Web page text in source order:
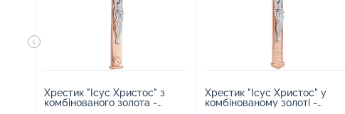
Хрестик "Ісус Христос" з
комбінованого золота -
Хрестик "Ісус Христос" у
комбінованому золоті -